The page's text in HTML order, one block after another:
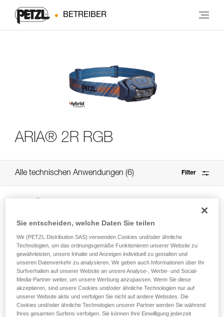
BETREIBER
ARIA® 2R RGB
Alle technischen Anwendungen 6 Filter
Wie werden die Leistungsmerkmale nach
dem ANSI/PLATO FL1-Standard gemessen?
Sie entscheiden, welche Daten Sie teilen
Wir (PETZL Distribution SAS) verwenden Cookies und/oder ähnliche
Technologien, um das ordnungsgemäße Funktionieren unserer Website zu
gewährleisten, unsere Inhalte und Anzeigen individuell zu gestalten und
unseren Datenverkehr zu analysieren. Wir geben auch Informationen über Ihr
Surfverhalten auf unserer Website an unsere Analyse-, Werbe- und Social-
Media-Partner weiter, um unsere Werbung anzupassen. Wenn Sie diese
akzeptieren, sind unsere Cookies und/oder ähnliche Technologien nur auf
unserer Website aktiv und verfolgen Sie nicht auf andere Websites. Die
Cookies und/oder ähnliche Technologien unserer Partner werden Sie während
Ihres gesamten Surfens verfolgen. Sie können Ihre Einwilligung jederzeit